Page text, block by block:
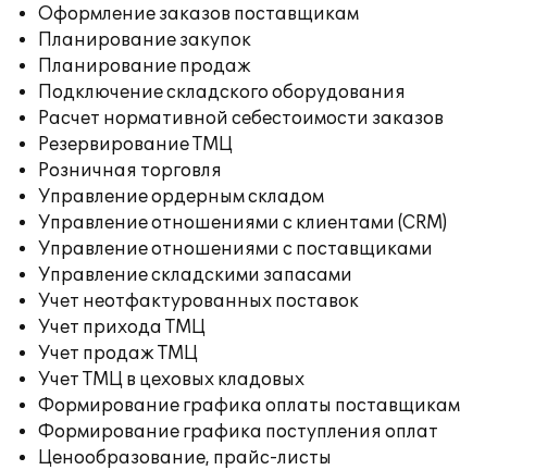
Оформление заказов поставщикам
Планирование закупок
Планирование продаж
Подключение складского оборудования
Расчет нормативной себестоимости заказов
Резервирование ТМЦ
Розничная торговля
Управление ордерным складом
Управление отношениями с клиентами (CRM)
Управление отношениями с поставщиками
Управление складскими запасами
Учет неотфактурованных поставок
Учет прихода ТМЦ
Учет продаж ТМЦ
Учет ТМЦ в цеховых кладовых
Формирование графика оплаты поставщикам
Формирование графика поступления оплат
Ценообразование, прайс-листы